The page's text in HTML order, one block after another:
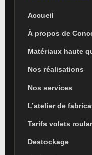
Accueil
À propos de
Matériaux haute
Nos réalisations
Nos services
L’atelier de
Tarifs volets
Destockage